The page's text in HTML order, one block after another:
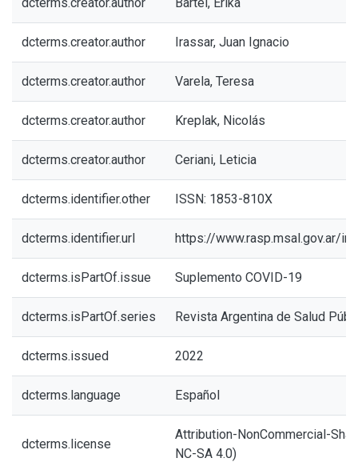
dcterms.creator.author Irassar, Juan Ignacio
dcterms.creator.author Varela, Teresa
dcterms.creator.author Kreplak, Nicolás
dcterms.creator.author Ceriani, Leticia
dcterms.identifier.other ISSN: 1853-810X
dcterms.identifier.url https://www.rasp.msal.gov.ar/
dcterms.isPartOf.issue Suplemento COVID-19
dcterms.isPartOf.series Revista Argentina de Salud
dcterms.issued 2022
dcterms.language Español
dcterms.license
Attribution-NonCommercial-
NC-SA 4.0)